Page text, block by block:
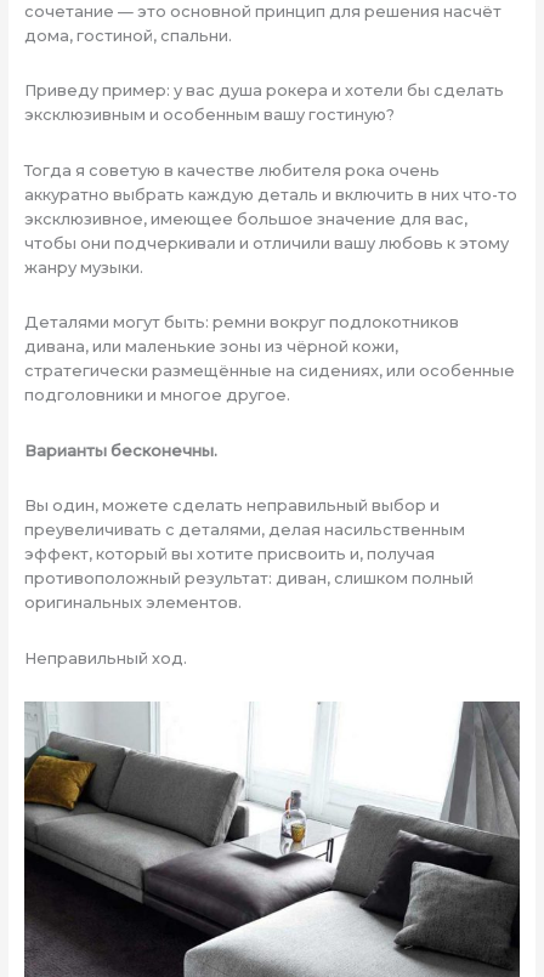
сочетание — это основной принцип для решения насчёт
дома, гостиной, спальни.
Приведу пример: у вас душа рокера и хотели бы сделать
эксклюзивным и особенным вашу гостиную?
Тогда я советую в качестве любителя рока очень
аккуратно выбрать каждую деталь и включить в них что-то
эксклюзивное, имеющее большое значение для вас,
чтобы они подчеркивали и отличили вашу любовь к этому
жанру музыки.
Деталями могут быть: ремни вокруг подлокотников
дивана, или маленькие зоны из чёрной кожи,
стратегически размещённые на сидениях, или особенные
подголовники и многое другое.
Варианты бесконечны.
Вы один, можете сделать неправильный выбор и
преувеличивать с деталями, делая насильственным
эффект, который вы хотите присвоить и, получая
противоположный результат: диван, слишком полный
оригинальных элементов.
Неправильный ход.